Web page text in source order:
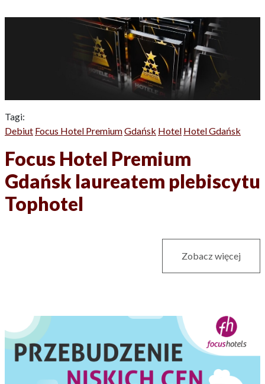
Tagi:
Debiut Focus Hotel PremiumGdańsk Hotel Hotel Gdańsk
Focus Hotel Premium
Gdańsk laureatem plebiscytu
Tophotel
Zobacz więcej